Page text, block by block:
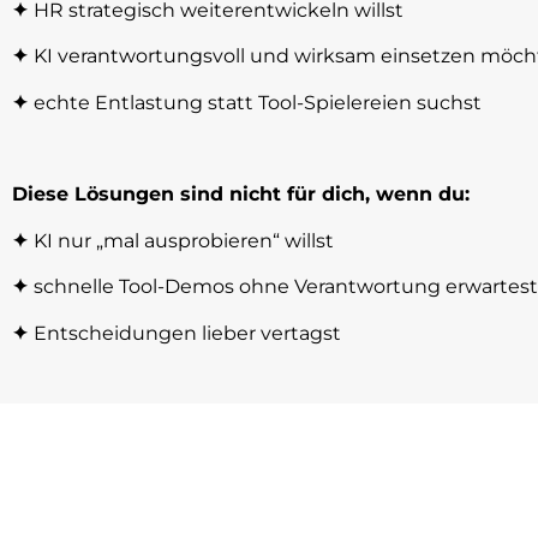
✦ HR strategisch weiterentwickeln willst
✦ KI verantwortungsvoll und wirksam einsetzen
✦ echte Entlastung statt Tool-Spielereien suchst
Diese Lösungen sind nicht für dich, wenn du:
✦ KI nur „mal ausprobieren“ willst
✦ schnelle Tool-Demos ohne Verantwortung erwartest
✦ Entscheidungen lieber vertagst